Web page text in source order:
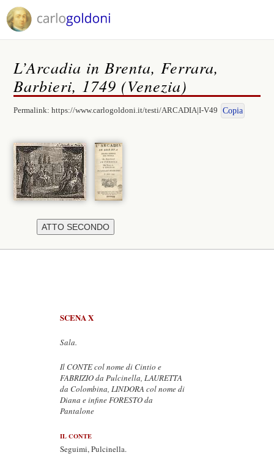
L’Arcadia in Brenta, Ferrara,
Barbieri, 1749 (Venezia)
Permalink:https://www.carlogoldoni.it/testi/ARCADIA|I-V49 Copia
SCENA X
Sala.
Il CONTE col nome di Cintio e
FABRIZIO da Pulcinella, LAURETTA
da Colombina, LINDORA col nome di
Diana e infine FORESTO da
Pantalone
IL CONTE
Seguimi, Pulcinella.